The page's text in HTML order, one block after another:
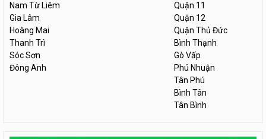
Nam Từ Liêm
Gia Lâm
Hoàng Mai
Thanh Trì
Sóc Sơn
Đông Anh
Quận 11
Quận 12
Quận Thủ Đức
Bình Thạnh
Gò Vấp
Phú Nhuận
Tân Phú
Bình Tân
Tân Bình